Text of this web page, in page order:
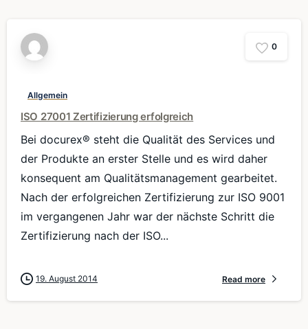
0
Allgemein
ISO 27001 Zertifizierung erfolgreich
Bei docurex® steht die Qualität des Services und
der Produkte an erster Stelle und es wird daher
konsequent am Qualitätsmanagement gearbeitet.
Nach der erfolgreichen Zertifizierung zur ISO 9001
im vergangenen Jahr war der nächste Schritt die
Zertifizierung nach der ISO...
19. August 2014 Read more